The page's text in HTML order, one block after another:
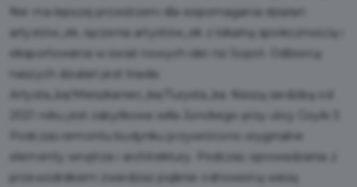
Nie ma lepszej przestrzeni dla wspomagania działań
artystów_ek, łączenia artystów_ek z lokalną społecznością i
eksportowania w świat nowych idei niż Sopot. Odbiorcą
naszych działań jest triada:
Artysta_ka/Mieszkaniec_ka/Turysta_ka. Naszą siedzibą od
2021 roku jest zabytkowa willa Jünckego przy ulicy Goyki 3.
Podczas remontu budynku przywrócono oryginalne
elementy wnętrza i architektury. Podczas oprowadzania z
przewodnikiem zwiedzisz pięknie odnowioną wieżę